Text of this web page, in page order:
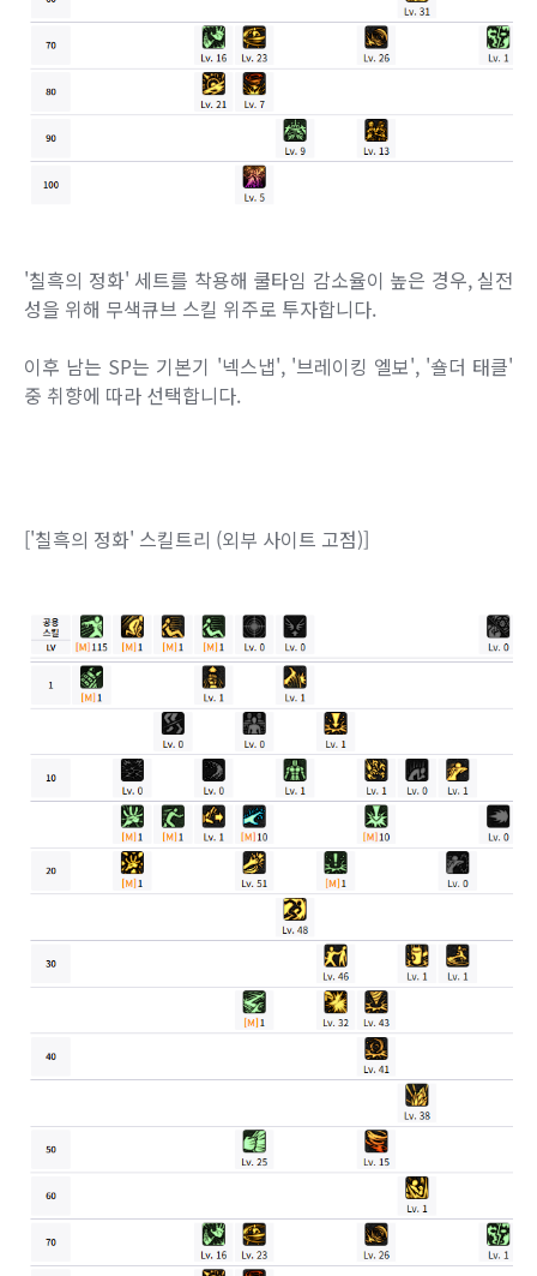
'칠흑의 정화' 세트를 착용해 쿨타임 감소율이 높은 경우, 실전
성을 위해 무색큐브 스킬 위주로 투자합니다.
이후 남는 SP는 기본기 '넥스냅', '브레이킹 엘보', '숄더 태클'
중 취향에 따라 선택합니다.
['칠흑의 정화' 스킬트리 (외부 사이트 고점)]